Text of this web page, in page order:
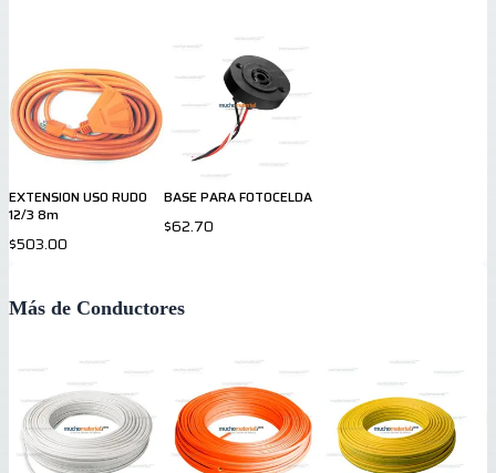
EXTENSION USO RUDO
12/3 8m
$503.00
BASE PARA FOTOCELDA
$62.70
Más de Conductores